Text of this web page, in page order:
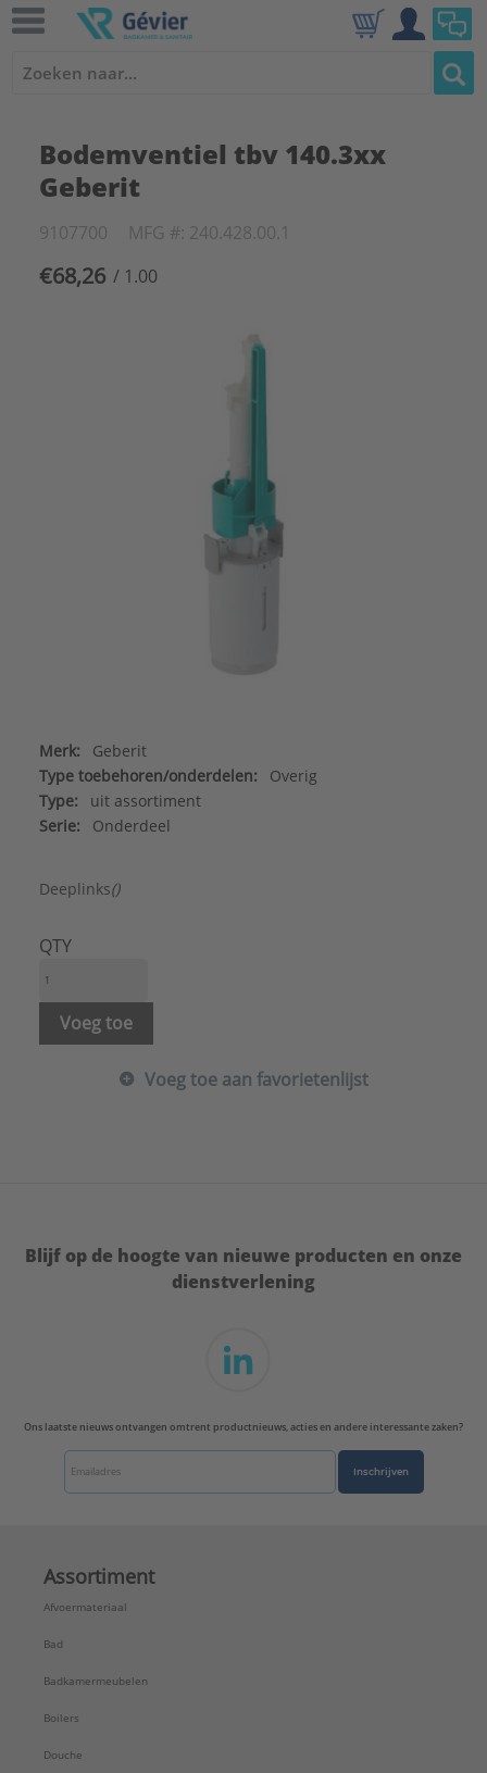
Bodemventiel tbv 140.3xx
Geberit
9107700 MFG #: 240.428.00.1
€68,26 / 1.00
Merk:
Geberit
Type toebehoren/onderdelen:
Overig
Type:
uit assortiment
Serie:
Onderdeel
Deeplinks()
QTY
Voeg toe
Voeg toe aan favorietenlijst
Blijf op de hoogte van nieuwe producten en onze
dienstverlening
Ons laatste nieuws ontvangen omtrent productnieuws, acties en andere interessante zaken?
Inschrijven
Assortiment
Afvoermateriaal
Bad
Badkamermeubelen
Boilers
Douche